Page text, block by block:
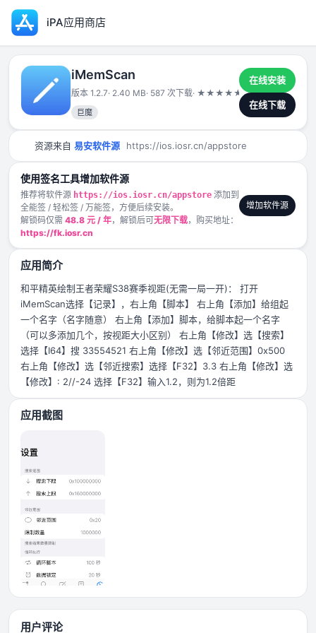
iPA应用商店
iMemScan
版本 1.2.7· 2.40 MB· 587 次下载· ★ ★ ★ ★ ★
2024-12-25
巨魔
在线安装
在线下载
资源来自 易安软件源 https://ios.iosr.cn/appstore
使用签名工具增加软件源
推荐将软件源 https://ios.iosr.cn/appstore 添加到
全能签 / 轻松签 / 万能签，方便后续安装。
解锁码仅需 48.8 元 / 年，解锁后可无限下载，购买地址：
https://fk.iosr.cn
增加软件源
应用简介
和平精英绘制王者荣耀S38赛季视距(无需一局一开)： 打开
iMemScan选择【记录】，右上角【脚本】 右上角【添加】给组起
一个名字（名字随意） 右上角【添加】脚本，给脚本起一个名字
（可以多添加几个，按视距大小区别） 右上角【修改】选【搜索】
选择【I64】搜 33554521 右上角【修改】选【邻近范围】0x500
右上角【修改】选【邻近搜索】选择【F32】3.3 右上角【修改】选
【修改】: 2//-24 选择【F32】输入1.2，则为1.2倍距
应用截图
用户评论